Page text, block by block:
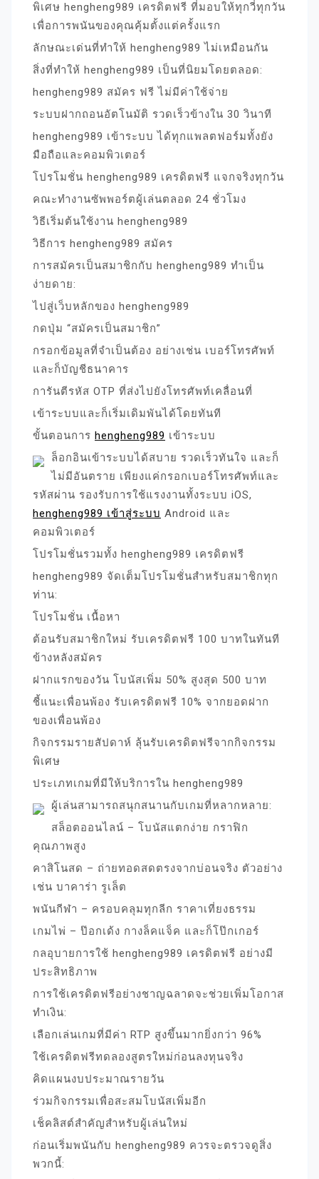
พิเศษ hengheng989 เครดิตฟรี ที่มอบให้ทุกวี่ทุกวัน
เพื่อการพนันของคุณคุ้มตั้งแต่ครั้งแรก
ลักษณะเด่นที่ทำให้ hengheng989 ไม่เหมือนกัน
สิ่งที่ทำให้ hengheng989 เป็นที่นิยมโดยตลอด:
hengheng989 สมัคร ฟรี ไม่มีค่าใช้จ่าย
ระบบฝากถอนอัตโนมัติ รวดเร็วข้างใน 30 วินาที
hengheng989 เข้าระบบ ได้ทุกแพลตฟอร์มทั้งยัง
มือถือและคอมพิวเตอร์
โปรโมชั่น hengheng989 เครดิตฟรี แจกจริงทุกวัน
คณะทำงานซัพพอร์ตผู้เล่นตลอด 24 ชั่วโมง
วิธีเริ่มต้นใช้งาน hengheng989
วิธีการ hengheng989 สมัคร
การสมัครเป็นสมาชิกกับ hengheng989 ทำเป็น
ง่ายดาย:
ไปสู่เว็บหลักของ hengheng989
กดปุ่ม “สมัครเป็นสมาชิก”
กรอกข้อมูลที่จำเป็นต้อง อย่างเช่น เบอร์โทรศัพท์
และก็บัญชีธนาคาร
การันตีรหัส OTP ที่ส่งไปยังโทรศัพท์เคลื่อนที่
เข้าระบบและก็เริ่มเดิมพันได้โดยทันที
ขั้นตอนการ hengheng989 เข้าระบบ
ล็อกอินเข้าระบบได้สบาย รวดเร็วทันใจ และก็
ไม่มีอันตราย เพียงแค่กรอกเบอร์โทรศัพท์และ
รหัสผ่าน รองรับการใช้แรงงานทั้งระบบ iOS,
hengheng989 เข้าสู่ระบบ Android และ
คอมพิวเตอร์
โปรโมชั่นรวมทั้ง hengheng989 เครดิตฟรี
hengheng989 จัดเต็มโปรโมชั่นสำหรับสมาชิกทุก
ท่าน:
โปรโมชั่น เนื้อหา
ต้อนรับสมาชิกใหม่ รับเครดิตฟรี 100 บาทในทันที
ข้างหลังสมัคร
ฝากแรกของวัน โบนัสเพิ่ม 50% สูงสุด 500 บาท
ชี้แนะเพื่อนพ้อง รับเครดิตฟรี 10% จากยอดฝาก
ของเพื่อนพ้อง
กิจกรรมรายสัปดาห์ ลุ้นรับเครดิตฟรีจากกิจกรรม
พิเศษ
ประเภทเกมที่มีให้บริการใน hengheng989
ผู้เล่นสามารถสนุกสนานกับเกมที่หลากหลาย:
สล็อตออนไลน์ – โบนัสแตกง่าย กราฟิก
คุณภาพสูง
คาสิโนสด – ถ่ายทอดสดตรงจากบ่อนจริง ตัวอย่าง
เช่น บาคาร่า รูเล็ต
พนันกีฬา – ครอบคลุมทุกลีก ราคาเที่ยงธรรม
เกมไพ่ – ป๊อกเด้ง กางล็คแจ็ค และก็โป๊กเกอร์
กลอุบายการใช้ hengheng989 เครดิตฟรี อย่างมี
ประสิทธิภาพ
การใช้เครดิตฟรีอย่างชาญฉลาดจะช่วยเพิ่มโอกาส
ทำเงิน:
เลือกเล่นเกมที่มีค่า RTP สูงขึ้นมากยิ่งกว่า 96%
ใช้เครดิตฟรีทดลองสูตรใหม่ก่อนลงทุนจริง
คิดแผนงบประมาณรายวัน
ร่วมกิจกรรมเพื่อสะสมโบนัสเพิ่มอีก
เช็คลิสต์สำคัญสำหรับผู้เล่นใหม่
ก่อนเริ่มพนันกับ hengheng989 ควรจะตรวจดูสิ่ง
พวกนี้: